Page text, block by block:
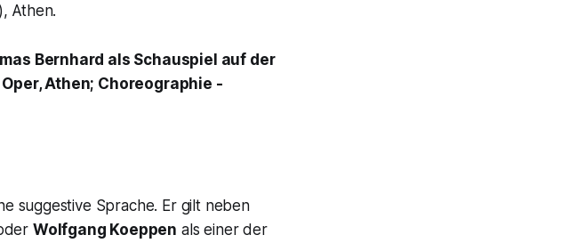
Athen.
Bernhard als Schauspiel auf der
Athen; Choreographie -
suggestive Sprache. Er gilt neben
Wolfgang Koeppen als einer der